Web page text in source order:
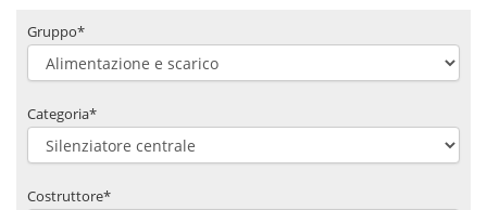
Gruppo*
Categoria*
Costruttore*